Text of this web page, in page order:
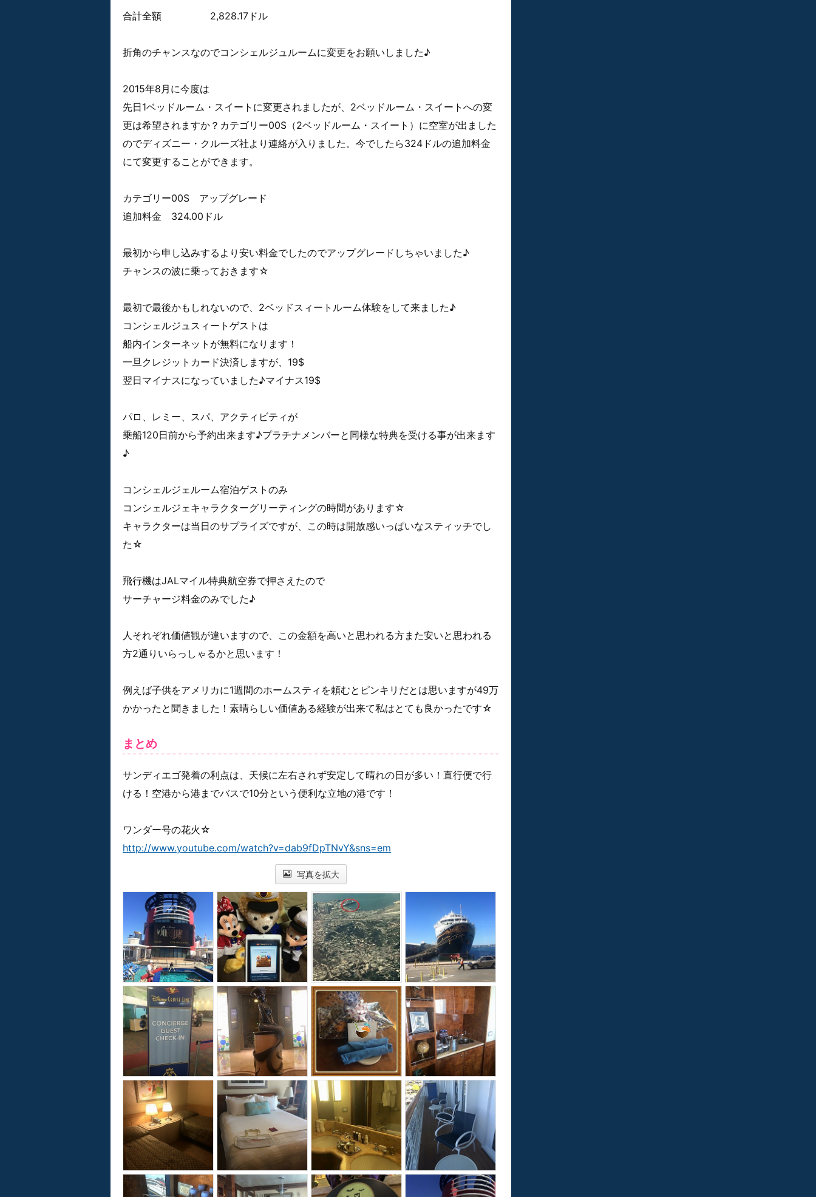
合計全額 2,828.17ドル
折角のチャンスなのでコンシェルジュルームに変更をお願いしました♪
2015年8月に今度は
先日1ベッドルーム・スイートに変更されましたが、2ベッドルーム・スイートへの変
更は希望されますか？カテゴリー00S（2ベッドルーム・スイート）に空室が出ました
のでディズニー・クルーズ社より連絡が入りました。今でしたら324ドルの追加料金
にて変更することができます。
カテゴリー00S アップグレード
追加料金 324.00ドル
最初から申し込みするより安い料金でしたのでアップグレードしちゃいました♪
チャンスの波に乗っておきます☆
最初で最後かもしれないので、2ベッドスィートルーム体験をして来ました♪
コンシェルジュスィートゲストは
船内インターネットが無料になります！
一旦クレジットカード決済しますが、19$
翌日マイナスになっていました♪マイナス19$
パロ、レミー、スパ、アクティビティが
乗船120日前から予約出来ます♪プラチナメンバーと同様な特典を受ける事が出来ます
♪
コンシェルジェルーム宿泊ゲストのみ
コンシェルジェキャラクターグリーティングの時間があります☆
キャラクターは当日のサプライズですが、この時は開放感いっぱいなスティッチでし
た☆
飛行機はJALマイル特典航空券で押さえたので
サーチャージ料金のみでした♪
人それぞれ価値観が違いますので、この金額を高いと思われる方また安いと思われる
方2通りいらっしゃるかと思います！
例えば子供をアメリカに1週間のホームスティを頼むとピンキリだとは思いますが49万
かかったと聞きました！素晴らしい価値ある経験が出来て私はとても良かったです☆
まとめ
サンディエゴ発着の利点は、天候に左右されず安定して晴れの日が多い！直行便で行
ける！空港から港までバスで10分という便利な立地の港です！
ワンダー号の花火☆
http://www.youtube.com/watch?v=dab9fDpTNvY&sns=em
写真を拡大